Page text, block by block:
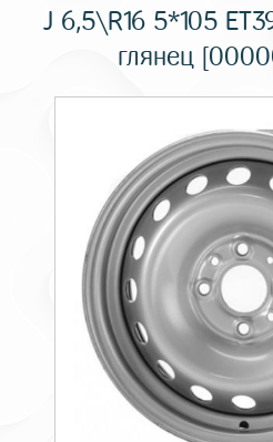
J 6,5\R16 5*105
глянец